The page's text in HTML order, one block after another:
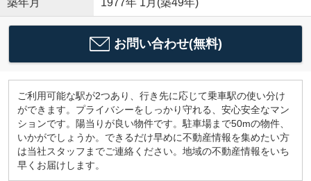
築年月 1977年 1月(築49年)
お問い合わせ(無料)
ご利用可能な駅が2つあり、行き先に応じて乗車駅の使い分け
ができます。プライバシーをしっかり守れる、安心安全なマン
ションです。陽当りが良い物件です。駐車場まで50mの物件、
いかがでしょうか。できるだけ早めに不動産情報を集めたい方
は当社スタッフまでご連絡ください。地域の不動産情報をいち
早くお届けします。